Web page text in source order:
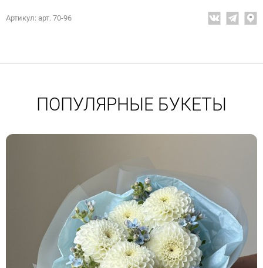
Артикул: арт. 70-96
ПОПУЛЯРНЫЕ БУКЕТЫ